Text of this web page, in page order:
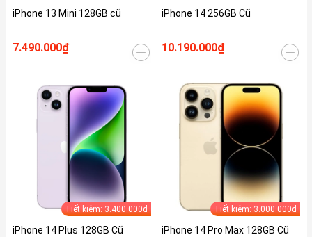
iPhone 13 Mini 128GB cũ
7.490.000₫
iPhone 14 256GB Cũ
10.190.000₫
Tiết kiệm: 3.400.000₫
iPhone 14 Plus 128GB Cũ
Tiết kiệm: 3.000.000₫
iPhone 14 Pro Max 128GB Cũ